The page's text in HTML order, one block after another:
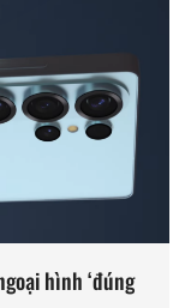
hình ‘đúng